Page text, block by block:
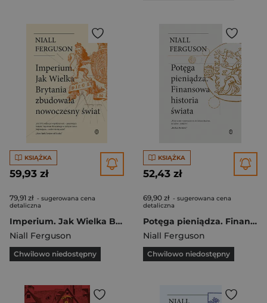
KSIĄŻKA
59,93 zł
79,91 zł - sugerowana cena
detaliczna
Imperium. Jak Wielka Brytania zbudowała nowoczesny świat wyd. 2024
Niall Ferguson
Chwilowo niedostępny
KSIĄŻKA
52,43 zł
69,90 zł - sugerowana cena
detaliczna
Potęga pieniądza. Finansowa historia świata
Niall Ferguson
Chwilowo niedostępny